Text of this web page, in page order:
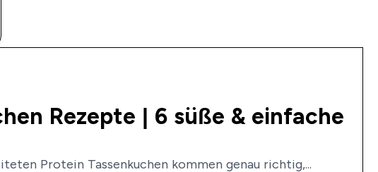
Rezepte | 6 süße & einfache
Protein Tassenkuchen kommen genau richtig,...